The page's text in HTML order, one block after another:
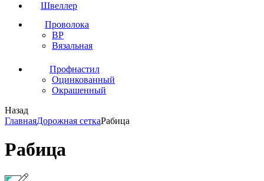
Швеллер
Проволока
ВР
Вязальная
Профнастил
Оцинкованный
Окрашенный
Назад
ГлавнаяДорожная сеткаРабица
Рабица